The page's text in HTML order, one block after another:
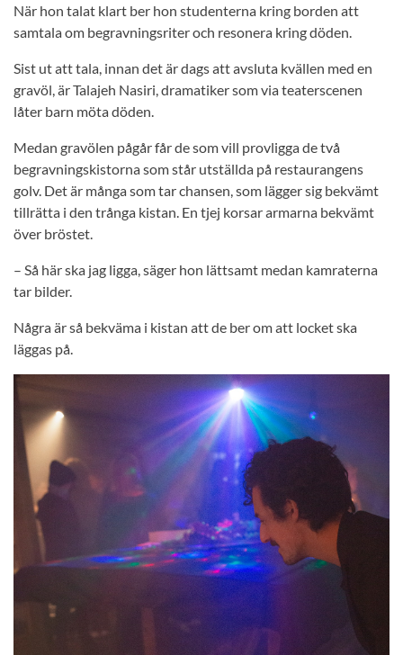
När hon talat klart ber hon studenterna kring borden att
samtala om begravningsriter och resonera kring döden.
Sist ut att tala, innan det är dags att avsluta kvällen med en
gravöl, är Talajeh Nasiri, dramatiker som via teaterscenen
låter barn möta döden.
Medan gravölen pågår får de som vill provligga de två
begravningskistorna som står utställda på restaurangens
golv. Det är många som tar chansen, som lägger sig bekvämt
tillrätta i den trånga kistan. En tjej korsar armarna bekvämt
över bröstet.
– Så här ska jag ligga, säger hon lättsamt medan kamraterna
tar bilder.
Några är så bekväma i kistan att de ber om att locket ska
läggas på.